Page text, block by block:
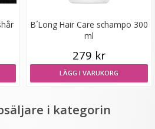
äkta löshår remy nagelslingor
B´Long Hair Care schampo 300
ml
279 kr
LÄGG I VARUKORG
i kategorin